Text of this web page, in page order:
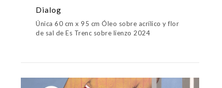
Dialog
Única 60 cm x 95 cm Óleo sobre acrílico y flor
de sal de Es Trenc sobre lienzo 2024